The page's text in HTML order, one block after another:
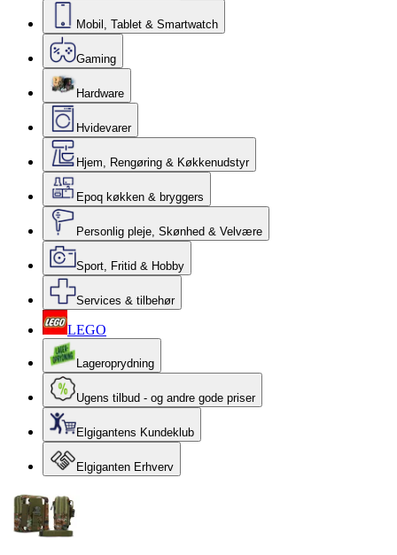
Mobil, Tablet & Smartwatch
Gaming
Hardware
Hvidevarer
Hjem, Rengøring & Køkkenudstyr
Epoq køkken & bryggers
Personlig pleje, Skønhed & Velvære
Sport, Fritid & Hobby
Services & tilbehør
LEGO
Lageroprydning
Ugens tilbud - og andre gode priser
Elgigantens Kundeklub
Elgiganten Erhverv